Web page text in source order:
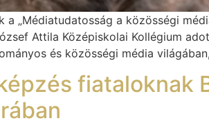
a „Médiatudatosság a közösségi
Attila Középiskolai Kollégium
és közösségi média
fiataloknak